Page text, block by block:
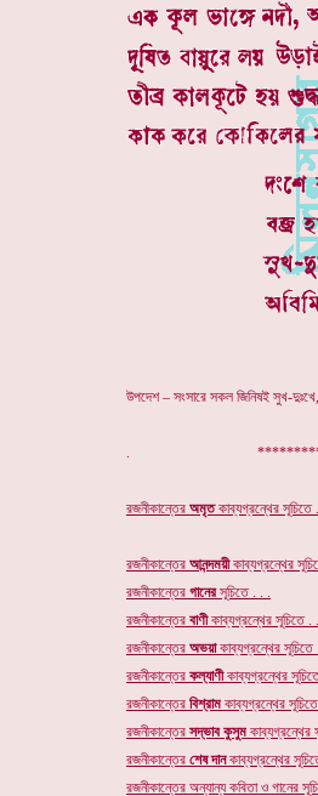
উপদেশ – সংসারে সকল জিনিষই সুখ-
.
রজনীকান্তের অমৃতকাব্যগ্রন্থের সূচিতে
রজনীকান্তের আনন্দময়ীকাব্যগ্রন্থের
রজনীকান্তের গানেরসূচিতে . . .
রজনীকান্তের বাণীকাব্যগ্রন্থের সূচিতে .
রজনীকান্তের অভয়াকাব্যগ্রন্থের
রজনীকান্তের কল্যাণীকাব্যগ্রন্থের
রজনীকান্তের বিশ্রাম কাব্যগ্রন্থের
রজনীকান্তের সদ্ভাব কুসুম কাব্যগ্রন্থের
রজনীকান্তের শেষ দানকাব্যগ্রন্থের
রজনীকান্তের অন্যান্য কবিতা ও গানের